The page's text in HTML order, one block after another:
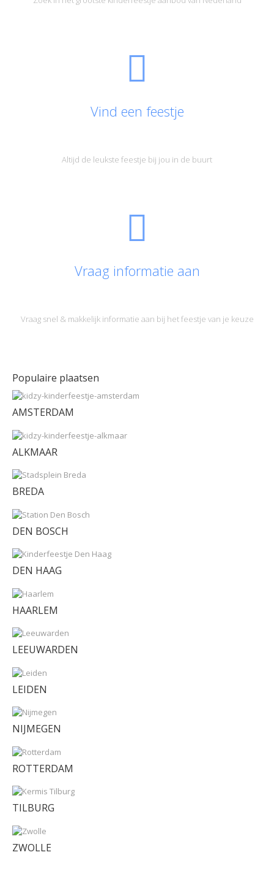
Vind een feestje
Altijd de leukste feestje bij jou in de buurt
Vraag informatie aan
Vraag snel & makkelijk informatie aan bij het feestje van je keuze
Populaire plaatsen
AMSTERDAM
ALKMAAR
BREDA
DEN BOSCH
DEN HAAG
HAARLEM
LEEUWARDEN
LEIDEN
NIJMEGEN
ROTTERDAM
TILBURG
ZWOLLE